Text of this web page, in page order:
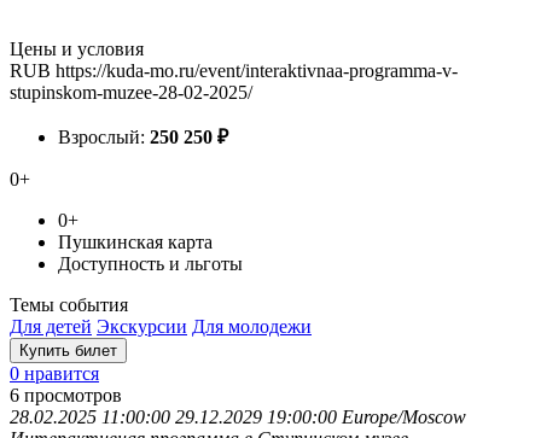
Цены и условия
RUB https://kuda-mo.ru/event/interaktivnaa-programma-v-
stupinskom-muzee-28-02-2025/
Взрослый: 250 250 ₽
0+
0+
Пушкинская карта
Доступность и льготы
Темы события
Для детей Экскурсии Для молодежи
Купить билет
0 нравится
6 просмотров
28.02.2025 11:00:00 29.12.2029 19:00:00 Europe/Moscow